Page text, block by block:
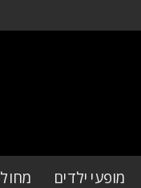
מופעי ילדים מחול